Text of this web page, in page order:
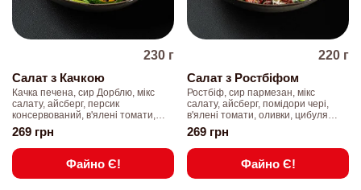
230 г
Салат з Качкою
Качка печена, сир Дорблю, мікс
салату, айсберг, персик
консервований, в'ялені томати,
огірок, соус медово-гірчичний,
насіння гарбузове, мікрогрін.
269 грн
Файно Є!
220 г
Салат з Ростбіфом
Ростбіф, сир пармезан, мікс
салату, айсберг, помідори чері,
в'ялені томати, оливки, цибуля
синя, соус дорблю, мікрогрін.
269 грн
Файно Є!